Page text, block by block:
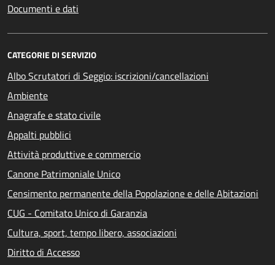
Documenti e dati
CATEGORIE DI SERVIZIO
Albo Scrutatori di Seggio: iscrizioni/cancellazioni
Ambiente
Anagrafe e stato civile
Appalti pubblici
Attività produttive e commercio
Canone Patrimoniale Unico
Censimento permanente della Popolazione e delle Abitazioni
CUG - Comitato Unico di Garanzia
Cultura, sport, tempo libero, associazioni
Diritto di Accesso